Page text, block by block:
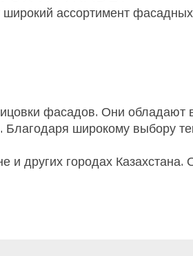
ассортимент
фасадов. Они обладают
широкому выбору
и других городах Казахстана.